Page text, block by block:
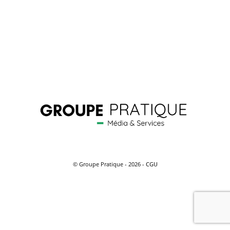
© Groupe Pratique - 2026 - CGU